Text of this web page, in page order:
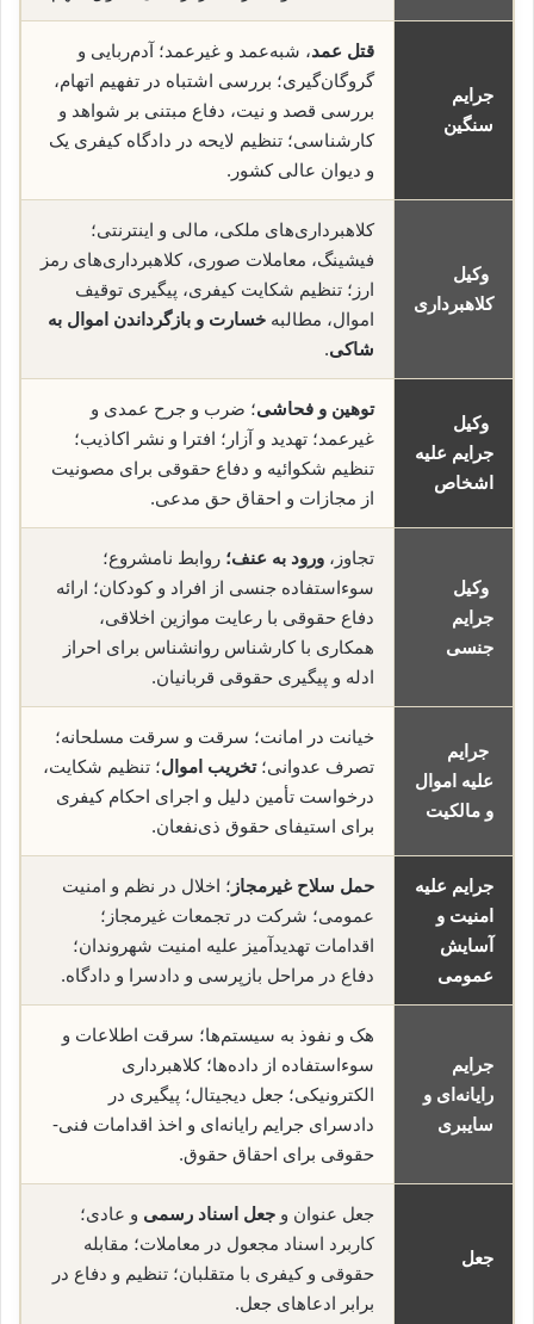
جرایم
سنگین
قتل عمد، شبه‌عمد و غیرعمد؛ آدم‌ربایی و
گروگان‌گیری؛ بررسی اشتباه در تفهیم اتهام،
بررسی قصد و نیت، دفاع مبتنی بر شواهد و
کارشناسی؛ تنظیم لایحه در دادگاه کیفری یک
و دیوان عالی کشور.
وکیل
کلاهبرداری
کلاهبرداری‌های ملکی، مالی و اینترنتی؛
فیشینگ، معاملات صوری، کلاهبرداری‌های رمز
ارز؛ تنظیم شکایت کیفری، پیگیری توقیف
اموال، مطالبه خسارت و بازگرداندن اموال به
شاکی.
وکیل
جرایم علیه
اشخاص
توهین و فحاشی؛ ضرب و جرح عمدی و
غیرعمد؛ تهدید و آزار؛ افترا و نشر اکاذیب؛
تنظیم شکوائیه و دفاع حقوقی برای مصونیت
از مجازات و احقاق حق مدعی.
وکیل
جرایم
جنسی
تجاوز، ورود به عنف؛ روابط نامشروع؛
سوءاستفاده جنسی از افراد و کودکان؛ ارائه
دفاع حقوقی با رعایت موازین اخلاقی،
همکاری با کارشناس روانشناس برای احراز
ادله و پیگیری حقوقی قربانیان.
جرایم
علیه اموال
و مالکیت
خیانت در امانت؛ سرقت و سرقت مسلحانه؛
تصرف عدوانی؛تخریب اموال؛ تنظیم شکایت،
درخواست تأمین دلیل و اجرای احکام کیفری
برای استیفای حقوق ذی‌نفعان.
جرایم علیه
امنیت و
آسایش
عمومی
حمل سلاح غیرمجاز ؛ اخلال در نظم و امنیت
عمومی؛ شرکت در تجمعات غیرمجاز؛
اقدامات تهدیدآمیز علیه امنیت شهروندان؛
دفاع در مراحل بازپرسی و دادسرا و دادگاه.
جرایم
رایانه‌ای و
سایبری
هک و نفوذ به سیستم‌ها؛ سرقت اطلاعات و
سوء‌استفاده از داده‌ها؛ کلاهبرداری
الکترونیکی؛ جعل دیجیتال؛ پیگیری در
دادسرای جرایم رایانه‌ای و اخذ اقدامات فنی-
حقوقی برای احقاق حقوق.
جعل
جعل عنوان و جعل اسناد رسمی و عادی؛
کاربرد اسناد مجعول در معاملات؛ مقابله
حقوقی و کیفری با متقلبان؛ تنظیم و دفاع در
برابر ادعاهای جعل.